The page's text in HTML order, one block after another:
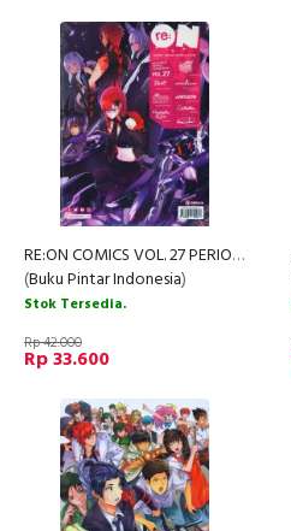
RE:ON COMICS VOL. 27 PERIODICAL COMICS COMPILATION
(Buku Pintar Indonesia)
Stok Tersedia.
Rp 42.000
Rp 33.600